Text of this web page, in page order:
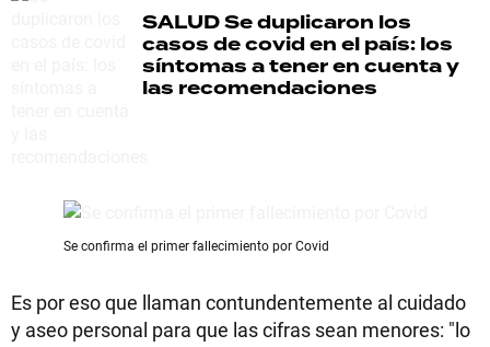
SALUDSe duplicaron los
casos de covid en el país: los
síntomas a tener en cuenta y
las recomendaciones
Se confirma el primer fallecimiento por Covid
Es por eso que llaman contundentemente al cuidado
y aseo personal para que las cifras sean menores: "lo